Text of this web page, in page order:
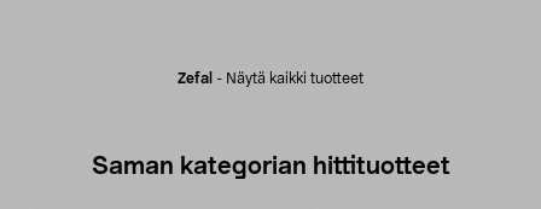
Zefal - Näytä kaikki tuotteet
Saman kategorian hittituotteet